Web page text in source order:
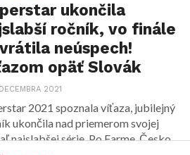
ukončila
ročník, vo finále
neúspech!
opäť Slovák
2021
2021 spoznala víťaza, jubilejný
ukončila nad priemerom svojej
najslabšej série. Po Farme, Česko...